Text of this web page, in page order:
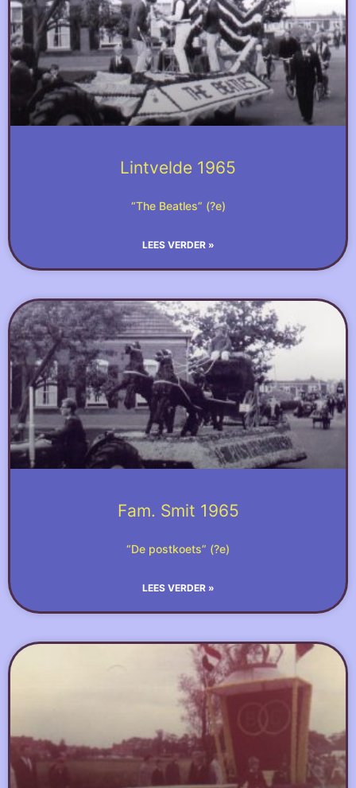
Lintvelde 1965
“The Beatles” (?e)
LEES VERDER »
Fam. Smit 1965
“De postkoets” (?e)
LEES VERDER »